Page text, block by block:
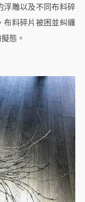
浮雕以及不同布料碎
布料碎片被困並糾纏
態。